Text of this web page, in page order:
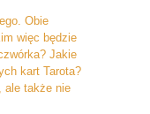
Obie
więc będzie
Jakie
kart Tarota?
ale także nie